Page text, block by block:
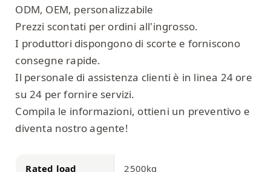
ODM, OEM, personalizzabile
Prezzi scontati per ordini all'ingrosso.
I produttori dispongono di scorte e forniscono
consegne rapide.
Il personale di assistenza clienti è in linea 24 ore
su 24 per fornire servizi.
Compila le informazioni, ottieni un preventivo e
diventa nostro agente!
Rated load 2500kg